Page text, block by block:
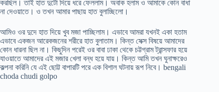
করছিল। তাই হাত দুটো দিয়ে ধরে ফেললাম। অবাক হলাম ও আমাকে কোন বাধা
না দেওয়াতে। ও তখন আমার পাছায় হাত বুলাচ্ছিলো।
আমিও ওর দুদে হাত দিয়ে খুব মজা পাচ্ছিলাম। এভাবে আমরা যখনই একা হতাম
এভাবে একজন আরেকজনের শরীরে হাত বুলাতাম। কিন্ত সেক্স বিষয়ে আমাদের
কোন ধারনা ছিল না। কিছুদিন পরেই ওর বাবা ঢাকা থেকে চট্টগ্রাম ট্রান্সফার হয়ে
যাওয়াতে আমাদের এই মজার খেলা বন্ধ হয়ে যায়। কিন্ত আমি তখন ঘুনাক্ষরেও
কল্পনা করিনি যে এই ছোট্ট বাপারটি পরে এক বিশাল ঘটনায় রূপ নিবে। bengali
choda chudi golpo